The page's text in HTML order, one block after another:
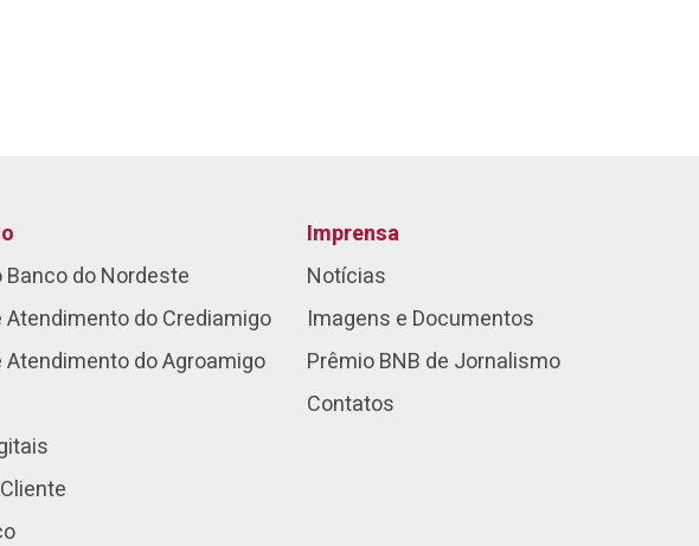
do Nordeste
Atendimento do Crediamigo
Atendimento do Agroamigo
Imprensa
Notícias
Imagens e Documentos
Prêmio BNB de Jornalismo
Contatos